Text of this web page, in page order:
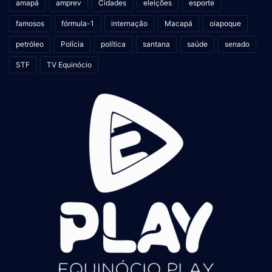
amapá amprev Cidades eleições esporte
famosos fórmula-1 internação Macapá oiapoque
petróleo Polícia política santana saúde senado
STF TV Equinócio